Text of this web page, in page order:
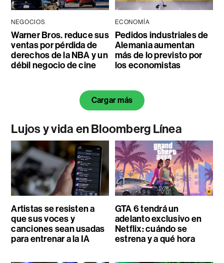
NEGOCIOS
Warner Bros. reduce sus
ventas por pérdida de
derechos de la NBA y un
débil negocio de cine
ECONOMÍA
Pedidos industriales de
Alemania aumentan
más de lo previsto por
los economistas
Cargar más
Lujos y vida en Bloomberg Línea
Artistas se resisten a
que sus voces y
canciones sean usadas
para entrenar a la IA
GTA 6 tendrá un
adelanto exclusivo en
Netflix: cuándo se
estrena y a qué hora